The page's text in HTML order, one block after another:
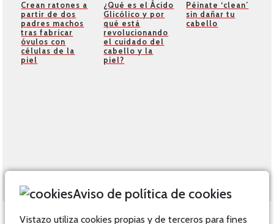
Crean ratones a
partir de dos
padres machos
tras fabricar
óvulos con
células de la
piel
¿Qué es el Ácido
Glicólico y por
qué está
revolucionando
el cuidado del
cabello y la
piel?
Péinate ‘clean’
sin dañar tu
cabello
Aviso de política de cookies
Vistazo utiliza cookies propias y de terceros para fines